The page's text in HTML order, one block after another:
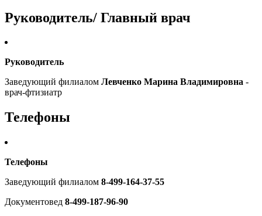
Руководитель/ Главный врач
Руководитель
Заведующий филиалом Левченко Марина Владимировна -
врач-фтизиатр
Телефоны
Телефоны
Заведующий филиалом 8-499-164-37-55
Документовед 8-499-187-96-90